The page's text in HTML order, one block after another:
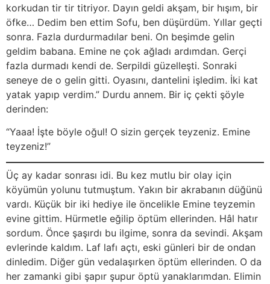
korkudan tir tir titriyor. Dayın geldi akşam, bir hışım, bir
öfke… Dedim ben ettim Sofu, ben düşürdüm. Yıllar geçti
sonra. Fazla durdurmadılar beni. On beşimde gelin
geldim babana. Emine ne çok ağladı ardımdan. Gerçi
fazla durmadı kendi de. Serpildi güzelleşti. Sonraki
seneye de o gelin gitti. Oyasını, dantelini işledim. İki kat
yatak yapıp verdim.” Durdu annem. Bir iç çekti şöyle
derinden:
“Yaaa! İşte böyle oğul! O sizin gerçek teyzeniz. Emine
teyzeniz!”
Üç ay kadar sonrası idi. Bu kez mutlu bir olay için
köyümün yolunu tutmuştum. Yakın bir akrabanın düğünü
vardı. Küçük bir iki hediye ile öncelikle Emine teyzemin
evine gittim. Hürmetle eğilip öptüm ellerinden. Hâl hatır
sordum. Önce şaşırdı bu ilgime, sonra da sevindi. Akşam
evlerinde kaldım. Laf lafı açtı, eski günleri bir de ondan
dinledim. Diğer gün vedalaşırken öptüm ellerinden. O da
her zamanki gibi şapır şupur öptü yanaklarımdan. Elimin